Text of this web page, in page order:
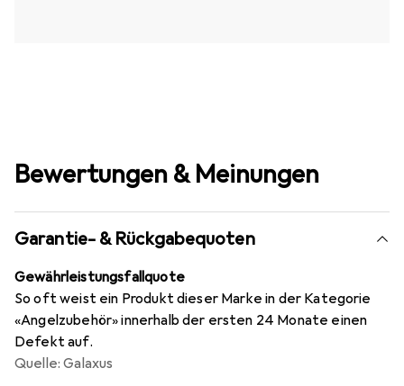
Bewertungen & Meinungen
Garantie- & Rückgabequoten
Gewährleistungsfallquote
So oft weist ein Produkt dieser Marke in der Kategorie
«Angelzubehör» innerhalb der ersten 24 Monate einen
Defekt auf.
Quelle: Galaxus